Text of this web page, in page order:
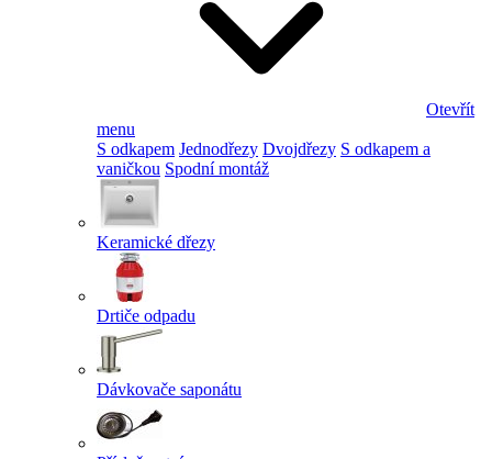
Otevřít
menu
S odkapem Jednodřezy Dvojdřezy S odkapem a
vaničkou Spodní montáž
Keramické dřezy
Drtiče odpadu
Dávkovače saponátu